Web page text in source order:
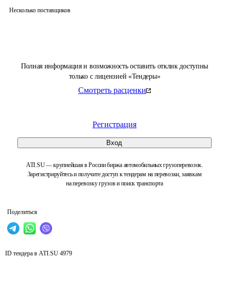
Полная информация и возможность оставить отклик доступны
только с лицензией «Тендеры»
Смотреть расценки
Регистрация
Вход
ATI.SU — крупнейшая в России биржа автомобильных грузоперевозок.
Зарегистрируйтесь и получите доступ к тендерам на перевозки, заявкам
на перевозку грузов и поиск транспорта
Поделиться
Несколько поставщиков
ID тендера в ATI.SU 4979